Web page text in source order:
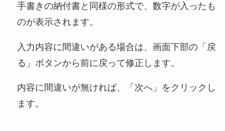
手書きの納付書と同様の形式で、数字が入ったも
のが表示されます。
入力内容に間違いがある場合は、画面下部の「戻
る」ボタンから前に戻って修正します。
内容に間違いが無ければ、「次へ」をクリックし
ます。